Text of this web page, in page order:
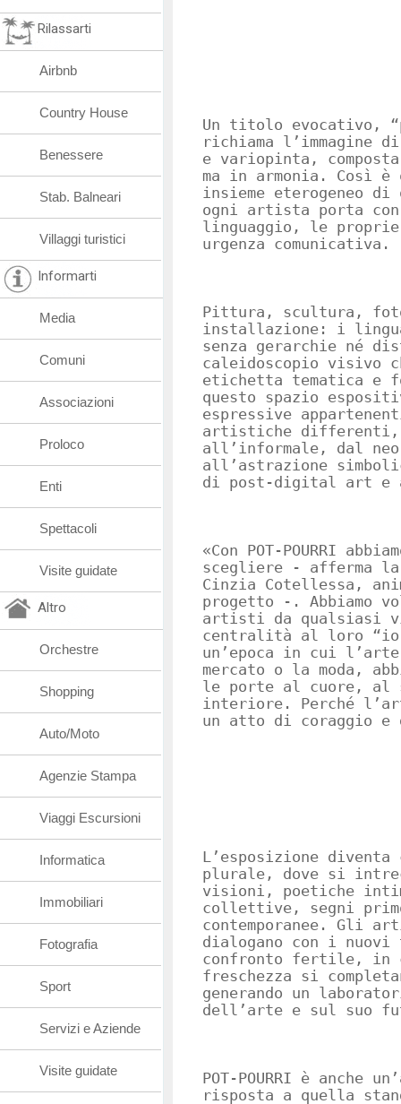
Un titolo evocativo,
richiama l’immagine
e variopinta,
ma in armonia. Così è
insieme eterogeneo
ogni artista porta
linguaggio, le
urgenza comunicativa.
Pittura, scultura,
installazione: i
senza gerarchie né
caleidoscopio visivo
etichetta tematica e
questo spazio
espressive
artistiche differenti,
all’informale, dal
all’astrazione
di post-digital art e
«Con POT-POURRI
scegliere - afferma
Cinzia Cotellessa,
progetto -. Abbiamo
artisti da qualsiasi
centralità al loro “io
un’epoca in cui
mercato o la moda,
le porte al cuore, al
interiore. Perché
un atto di coraggio
L’esposizione
plurale, dove si
visioni, poetiche
collettive, segni
contemporanee. Gli
dialogano con i
confronto fertile, in
freschezza si
generando un
dell’arte e sul suo
POT-POURRI è anche
risposta a quella
Rilassarti
Airbnb
Country House
Benessere
Stab. Balneari
Villaggi turistici
Informarti
Media
Comuni
Associazioni
Proloco
Enti
Spettacoli
Visite guidate
Altro
Orchestre
Shopping
Auto/Moto
Agenzie Stampa
Viaggi Escursioni
Informatica
Immobiliari
Fotografia
Sport
Servizi e Aziende
Visite guidate